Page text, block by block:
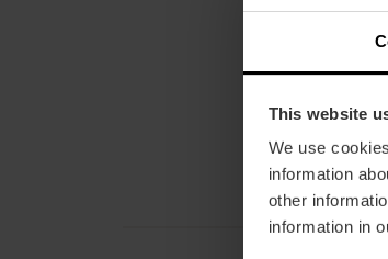
This website
We use
information
other
information in